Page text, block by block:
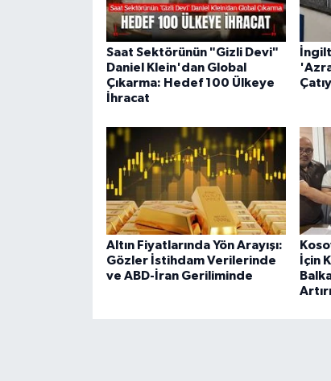
Saat Sektörünün "Gizli Devi"
Daniel Klein'dan Global
Çıkarma: Hedef 100 Ülkeye
İhracat
Altın Fiyatlarında Yön Arayışı:
Gözler İstihdam Verilerinde
ve ABD-İran Geriliminde
İçin